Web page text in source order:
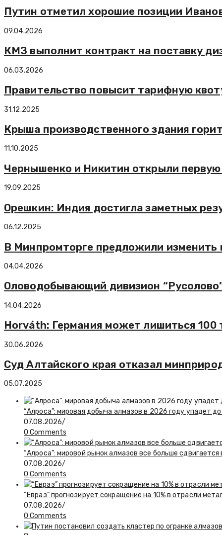
Путин отметил хорошие позиции
09.04.2026
КМЗ выполнит контракт на поставку
06.03.2026
Правительство повысит тарифную
31.12.2025
Крыша производственного здания
11.10.2025
Чернышенко и Никитин открыли
19.09.2025
Орешкин: Индия достигла заметных
06.12.2025
В Минпромторге предложили изменить
04.04.2026
Оловодобывающий дивизион
14.04.2026
Horváth: Германия может лишиться
30.06.2026
Суд Алтайского края отказал
05.07.2025
“Алроса”: мировая добыча алмазов в 2026 году упадет
07.08.2026/
0 Comments
“Алроса”: мировой рынок алмазов все больше
07.08.2026/
0 Comments
“Евраз” прогнозирует сокращение на 10% в отрасли
07.08.2026/
0 Comments